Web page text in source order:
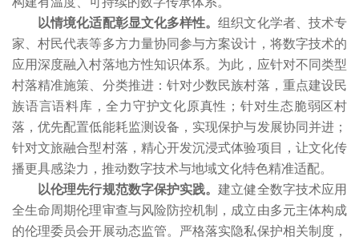
以情境化适配彰显文化多样性。组织文化学者、技术专
家、村民代表等多方力量协同参与方案设计，将数字技术的
应用深度融入村落地方性知识体系。为此，应针对不同类型
村落精准施策、分类推进：针对少数民族村落，重点建设民
族语言语料库，全力守护文化原真性；针对生态脆弱区村
落，优先配置低能耗监测设备，实现保护与发展协同并进；
针对文旅融合型村落，精心开发沉浸式体验项目，让文化传
播更具感染力，推动数字技术与地域文化特色精准适配。
以伦理先行规范数字保护实践。建立健全数字技术应用
全生命周期伦理审查与风险防控机制，成立由多元主体构成
的伦理委员会开展动态监管。严格落实隐私保护相关制度，